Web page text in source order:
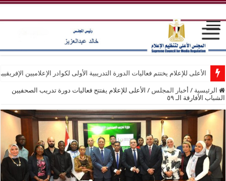
الأعلى للإعلام يختتم فعاليات الدورة التدريبية الأولى لكوادر الإعلاميين
الرئيسية / أخبار المجلس / الأعلى للإعلام يفتتح فعاليات دورة تدريب الصحفيين
الشباب الأفارقة الـ ٥٩